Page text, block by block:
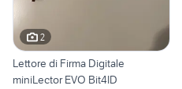
2
Lettore di Firma Digitale
miniLector EVO Bit4ID